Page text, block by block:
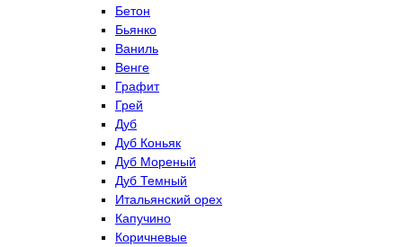
Бетон
Бьянко
Ваниль
Венге
Графит
Грей
Дуб
Дуб Коньяк
Дуб Мореный
Дуб Темный
Итальянский орех
Капучино
Коричневые